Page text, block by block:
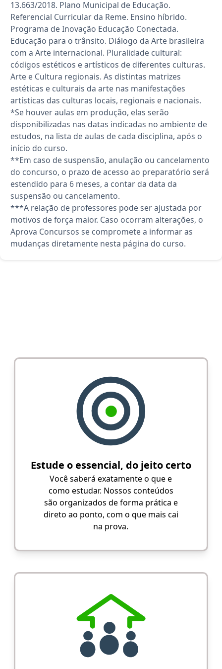
13.663/2018. Plano Municipal de Educação.
Referencial Curricular da Reme. Ensino híbrido.
Programa de Inovação Educação Conectada.
Educação para o trânsito. Diálogo da Arte brasileira
com a Arte internacional. Pluralidade cultural:
códigos estéticos e artísticos de diferentes culturas.
Arte e Cultura regionais. As distintas matrizes
estéticas e culturais da arte nas manifestações
artísticas das culturas locais, regionais e nacionais.
*Se houver aulas em produção, elas serão
disponibilizadas nas datas indicadas no ambiente de
estudos, na lista de aulas de cada disciplina, após o
início do curso.
**Em caso de suspensão, anulação ou cancelamento
do concurso, o prazo de acesso ao preparatório será
estendido para 6 meses, a contar da data da
suspensão ou cancelamento.
***A relação de professores pode ser ajustada por
motivos de força maior. Caso ocorram alterações, o
Aprova Concursos se compromete a informar as
mudanças diretamente nesta página do curso.
Estude o essencial, do jeito certo
Você saberá exatamente o que e
como estudar. Nossos conteúdos
são organizados de forma prática e
direto ao ponto, com o que mais cai
na prova.